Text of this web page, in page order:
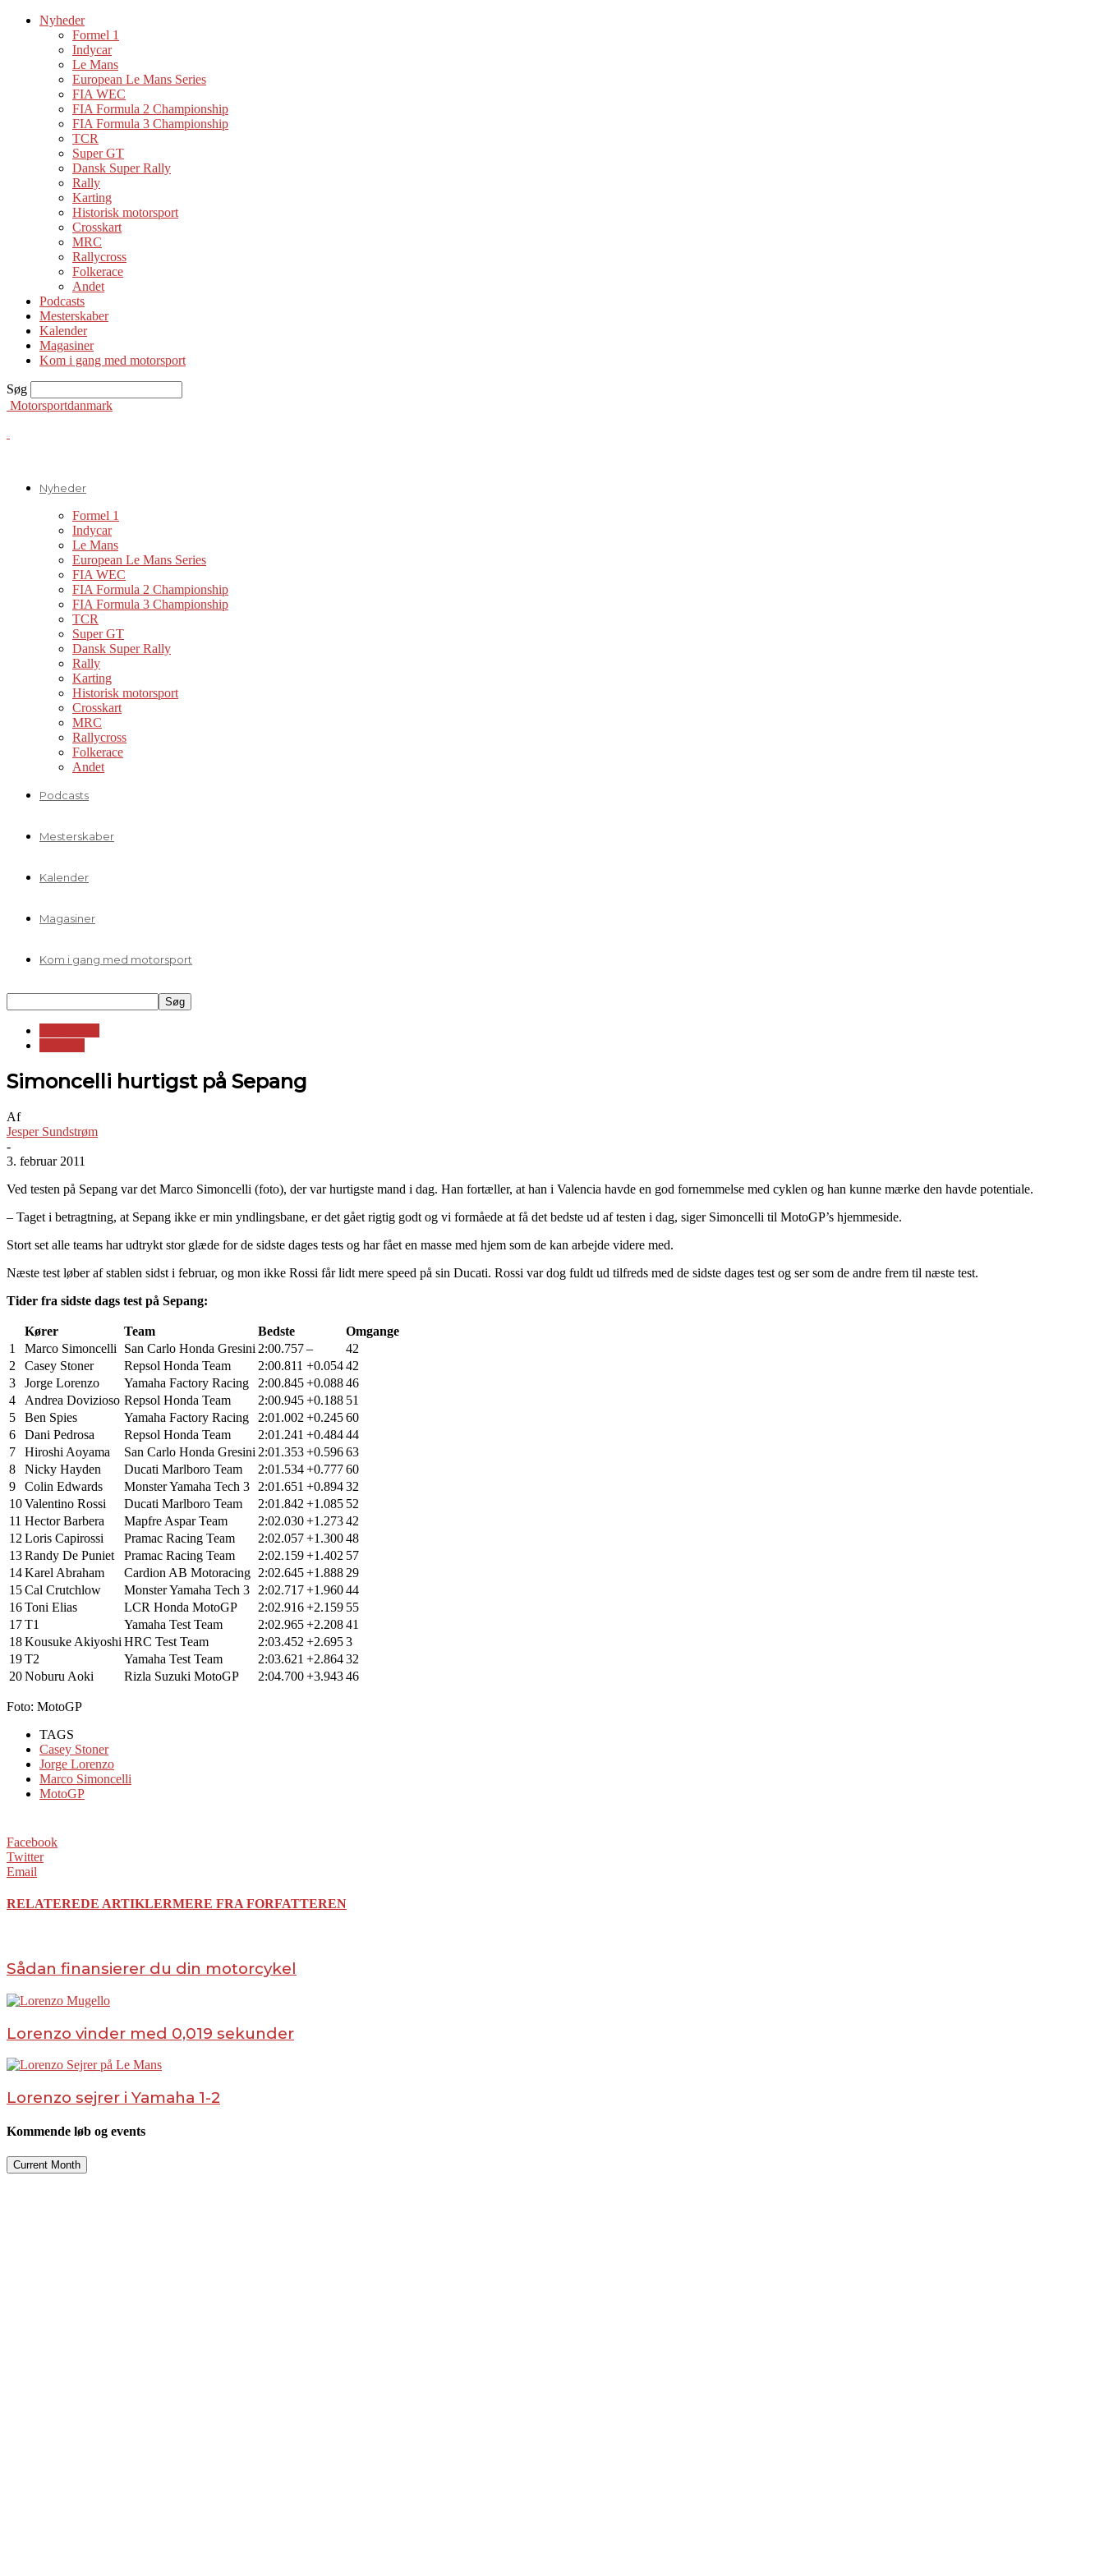
Nyheder
Formel 1
Indycar
Le Mans
European Le Mans Series
FIA WEC
FIA Formula 2 Championship
FIA Formula 3 Championship
TCR
Super GT
Dansk Super Rally
Rally
Karting
Historisk motorsport
Crosskart
MRC
Rallycross
Folkerace
Andet
Podcasts
Mesterskaber
Kalender
Magasiner
Kom i gang med motorsport
Søg
Motorsportdanmark
Nyheder
Formel 1
Indycar
Le Mans
European Le Mans Series
FIA WEC
FIA Formula 2 Championship
FIA Formula 3 Championship
TCR
Super GT
Dansk Super Rally
Rally
Karting
Historisk motorsport
Crosskart
MRC
Rallycross
Folkerace
Andet
Podcasts
Mesterskaber
Kalender
Magasiner
Kom i gang med motorsport
Simoncelli hurtigst på Sepang
Af
Jesper Sundstrøm
-
3. februar 2011
Ved testen på Sepang var det Marco Simoncelli (foto), der var hurtigste mand i dag. Han fortæller, at han i Valencia havde en god fornemmelse med cyklen og han kunne mærke den havde potentiale.
– Taget i betragtning, at Sepang ikke er min yndlingsbane, er det gået rigtig godt og vi formåede at få det bedste ud af testen i dag, siger Simoncelli til MotoGP’s hjemmeside.
Stort set alle teams har udtrykt stor glæde for de sidste dages tests og har fået en masse med hjem som de kan arbejde videre med.
Næste test løber af stablen sidst i februar, og mon ikke Rossi får lidt mere speed på sin Ducati. Rossi var dog fuldt ud tilfreds med de sidste dages test og ser som de andre frem til næste test.
Tider fra sidste dags test på Sepang:
Kører Team Bedste
Omgange
1
Marco Simoncelli San Carlo Honda Gresini 2:00.757–
42
2
Casey Stoner Repsol Honda Team 2:00.811 +0.05442
3
Jorge Lorenzo Yamaha Factory Racing 2:00.845+0.08846
4
Andrea Dovizioso Repsol Honda Team 2:00.945+0.188 51
5
Ben Spies Yamaha Factory Racing 2:01.002 +0.24560
6
Dani Pedrosa Repsol Honda Team 2:01.241 +0.48444
7
Hiroshi Aoyama San Carlo Honda Gresini 2:01.353+0.59663
8
Nicky Hayden Ducati Marlboro Team 2:01.534+0.77760
9
Colin Edwards Monster Yamaha Tech 3 2:01.651 +0.89432
10Valentino Rossi Ducati Marlboro Team 2:01.842 +1.085 52
11 Hector Barbera Mapfre Aspar Team 2:02.030+1.27342
12 Loris Capirossi Pramac Racing Team 2:02.057+1.30048
13Randy De Puniet Pramac Racing Team 2:02.159+1.402 57
14Karel Abraham Cardion AB Motoracing 2:02.645+1.888 29
15Cal Crutchlow Monster Yamaha Tech 3 2:02.717+1.96044
16Toni Elias LCR Honda MotoGP 2:02.916+2.159 55
17T1 Yamaha Test Team 2:02.965+2.20841
18Kousuke Akiyoshi HRC Test Team 2:03.452 +2.6953
19T2 Yamaha Test Team 2:03.621 +2.86432
20Noburu Aoki Rizla Suzuki MotoGP 2:04.700+3.94346
Foto: MotoGP
TAGS
Casey Stoner
Jorge Lorenzo
Marco Simoncelli
MotoGP
Facebook
Twitter
Email
RELATEREDE ARTIKLERMERE FRA FORFATTEREN
Sådan finansierer du din motorcykel
Lorenzo vinder med 0,019 sekunder
Lorenzo sejrer i Yamaha 1-2
Kommende løb og events
Current Month